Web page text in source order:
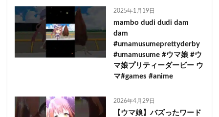
2025年1月19日
mambo dudi dudi dam
dam
#umamusumeprettyderby
#umamusume #ウマ娘 #ウ
マ娘プリティーダービー ウ
マ#games #anime
2026年4月29日
【ウマ娘】バズったワード